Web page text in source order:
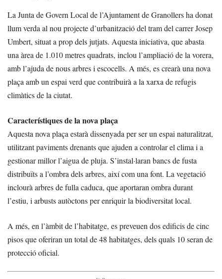
La Junta de Govern Local de l’Ajuntament de Granollers ha donat
llum verda al nou projecte d’urbanització del tram del carrer Josep
Umbert, situat a prop dels jutjats. Aquesta iniciativa, que abasta
una àrea de 1.010 metres quadrats, inclou l’ampliació de la vorera,
amb l’ajuda de nous arbres i escocells. A més, es crearà una nova
plaça amb un espai verd que contribuirà a la xarxa de refugis
climàtics de la ciutat.
Característiques de la nova plaça
Aquesta nova plaça estarà dissenyada per ser un espai naturalitzat,
utilitzant paviments drenants que ajuden a controlar el clima i a
gestionar millor l’aigua de pluja. S’instal·laran bancs de fusta
distribuïts a l’ombra dels arbres, així com una font. La vegetació
inclourà arbres de fulla caduca, que aportaran ombra durant
l’estiu, i arbusts autòctons per enriquir la biodiversitat local.
A més, en l’àmbit de l’habitatge, es preveuen dos edificis de cinc
pisos que oferiran un total de 48 habitatges, dels quals 10 seran de
protecció oficial.